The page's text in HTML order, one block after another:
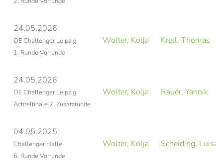
24.05.2026
OE Challenger Leipzig
1. Runde Vorrunde
Wolter, Kolja Krell, Thomas
24.05.2026
OE Challenger Leipzig
Achtelfinale 2. Zusatzrunde
Wolter, Kolja Rauer, Yannik
04.05.2025
Challenger Halle
6. Runde Vorrunde
Wolter, Kolja Scheiding, Luisa